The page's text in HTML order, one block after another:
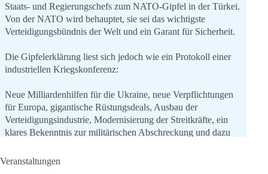
Staats- und Regierungschefs zum NATO-Gipfel in der Türkei.
Von der NATO wird behauptet, sie sei das wichtigste
Verteidigungsbündnis der Welt und ein Garant für Sicherheit.
Die Gipfelerklärung liest sich jedoch wie ein Protokoll einer
industriellen Kriegskonferenz:
Neue Milliardenhilfen für die Ukraine, neue Verpflichtungen
für Europa, gigantische Rüstungsdeals, Ausbau der
Verteidigungsindustrie, Modernisierung der Streitkräfte, ein
klares Bekenntnis zur militärischen Abschreckung und dazu
Veranstaltungen